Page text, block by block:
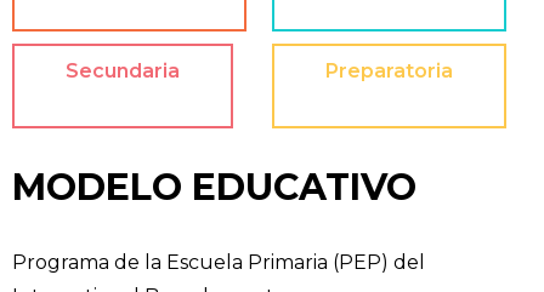
Secundaria Preparatoria
MODELO EDUCATIVO
Programa de la Escuela Primaria (PEP) del